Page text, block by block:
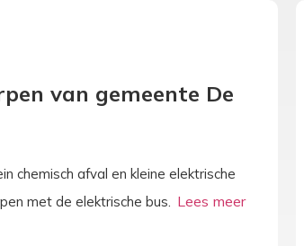
van gemeente De
chemisch afval en kleine elektrische
met de elektrische bus.